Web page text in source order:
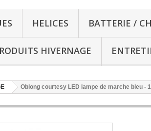
HELICES BATTERIE /
HIVERNAGE
Oblong courtesy LED lampe de marche bleu -